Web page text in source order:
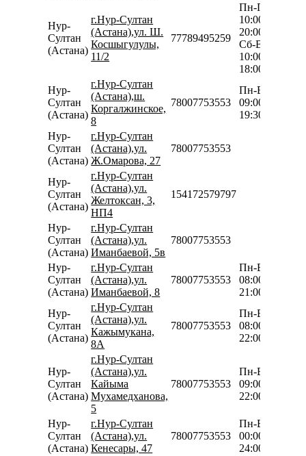
Нур-
Султан
(Астана)
г.Нур-Султан
(Астана),ул. Ш.
Косшыгулулы,
11/2
77789495259
Пн-Пт
10:00-
20:00
Сб-Вс
10:00-
18:00
Нур-
Султан
(Астана)
г.Нур-Султан
(Астана),ш.
Коргалжинское,
8
78007753553
Пн-Вс
09:00-
19:30
Нур-
Султан
(Астана)
г.Нур-Султан
(Астана),ул.
Ж.Омарова, 27
78007753553
Нур-
Султан
(Астана)
г.Нур-Султан
(Астана),ул.
Желтоксан, 3,
НП4
154172579797
Нур-
Султан
(Астана)
г.Нур-Султан
(Астана),ул.
Иманбаевой, 5в
78007753553
Нур-
Султан
(Астана)
г.Нур-Султан
(Астана),ул.
Иманбаевой, 8
78007753553
Пн-Вс
08:00-
21:00
Нур-
Султан
(Астана)
г.Нур-Султан
(Астана),ул.
Кажымукана,
8А
78007753553
Пн-Вс
08:00-
22:00
Нур-
Султан
(Астана)
г.Нур-Султан
(Астана),ул.
Кайыма
Мухамедханова,
5
78007753553
Пн-Вс
09:00-
22:00
Нур-
Султан
(Астана)
г.Нур-Султан
(Астана),ул.
Кенесары, 47
78007753553
Пн-Вс
00:00-
24:00